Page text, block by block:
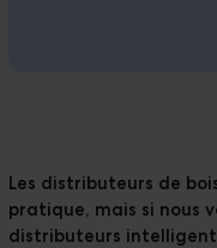
The Ripple
Les distributeurs de
pratique, mais si nous
distributeurs